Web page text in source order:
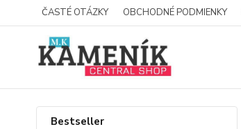
ČASTÉ OTÁZKY OBCHODNÉ PODMIENKY
Bestseller